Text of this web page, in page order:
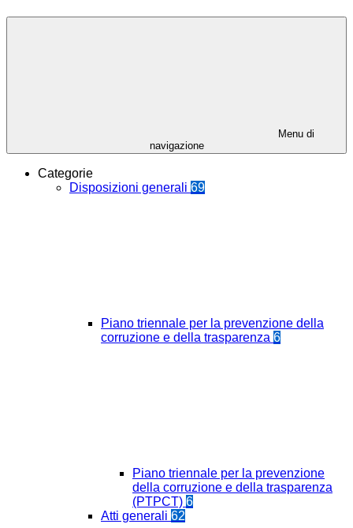
Menu di
navigazione
Categorie
Disposizioni generali 69
Piano triennale per la prevenzione della
corruzione e della trasparenza 6
Piano triennale per la prevenzione
della corruzione e della trasparenza
(PTPCT) 6
Atti generali 62